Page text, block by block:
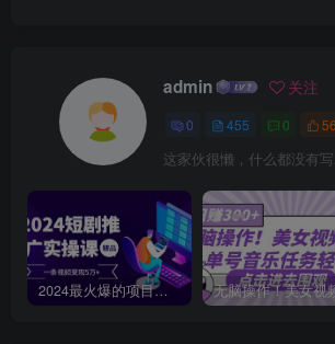
admin 关注
0 455 0
这家伙很懒，什么都没有
2024最火爆的项目短剧推广实操课，一条视频变现5万+【附软件工具】